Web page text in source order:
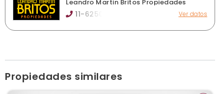
Leandro Martin Britos Propiedades
11-6250 Ver datos
Ver publicaciones de la inmobiliaria
Propiedades similares